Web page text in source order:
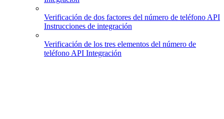
Verificación de dos factores del número de teléfono API
Instrucciones de integración
Verificación de los tres elementos del número de
teléfono API Integración